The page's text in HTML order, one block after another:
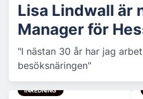
Lisa Lindwall är
Manager för
"I nästan 30 år har jag
besöksnäringen"
INREDNING